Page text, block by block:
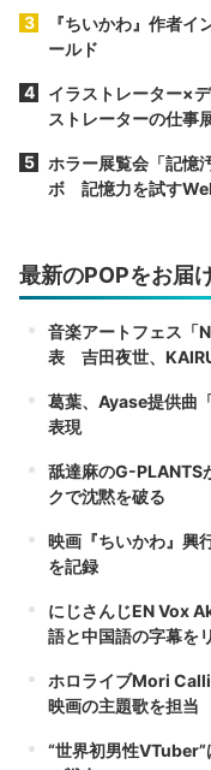
『ちいかわ』作者
ールド
イラストレーター×
ストレーターの仕事
ホラー展覧会「記憶
ボ 記憶力を試す
最新のPOPをお届
音楽アートフェス「
表 吉田夜世、
葛葉、Ayase提供曲
表現
舐達麻のG-PLANTS
クで沈黙を破る
映画『ちいかわ』
を記録
にじさんじEN Vox
語と中国語の字幕を
ホロライブMori
映画の主題歌を担当
“世界初男性